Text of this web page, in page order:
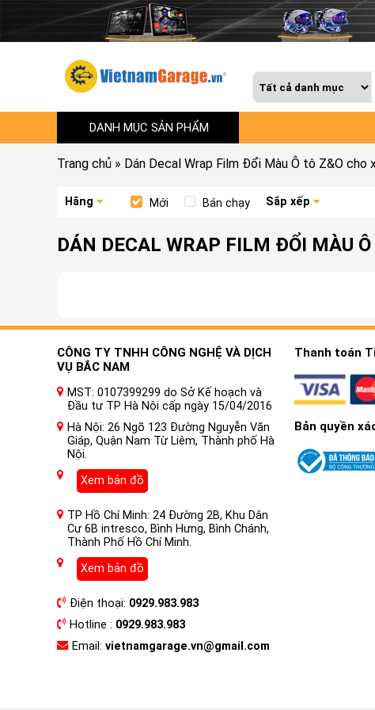
DANH MỤC SẢN PHẨM
Trang chủ » Dán Decal Wrap Film Đổi Màu Ô tô Z&O cho
Hãng Mới Bán chạy Sắp xếp
DÁN DECAL WRAP FILM ĐỔI MÀU
CÔNG TY TNHH CÔNG NGHỆ VÀ DỊCH
VỤ BẮC NAM
MST: 0107399299 do Sở Kế hoạch và
Đầu tư TP Hà Nội cấp ngày 15/04/2016
Hà Nội: 26 Ngõ 123 Đường Nguyễn Văn
Giáp, Quận Nam Từ Liêm, Thành phố Hà
Nội.
Xem bản đồ
TP Hồ Chí Minh: 24 Đường 2B, Khu Dân
Cư 6B intresco, Bình Hưng, Bình Chánh,
Thành Phố Hồ Chí Minh.
Xem bản đồ
Điện thoại: 0929.983.983
Hotline : 0929.983.983
Email: vietnamgarage.vn@gmail.com
Thanh toán
Bản quyền